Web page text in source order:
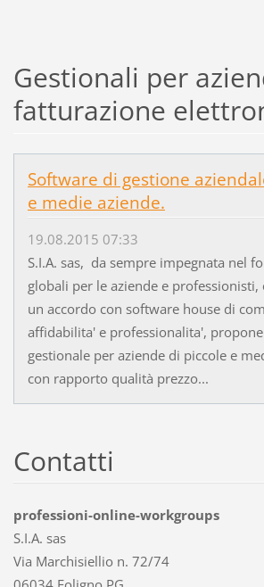
Gestionali per
fatturazione
Software di gestione
e medie aziende.
19.08.2015 07:33
S.I.A. sas, da sempre impegnata nel
globali per le aziende e professionisti,
un accordo con software house di
affidabilita' e professionalita',
gestionale per aziende di piccole e
con rapporto qualità prezzo...
Contatti
professioni-online-workgroups
S.I.A. sas
Via Marchisiellio n. 72/74